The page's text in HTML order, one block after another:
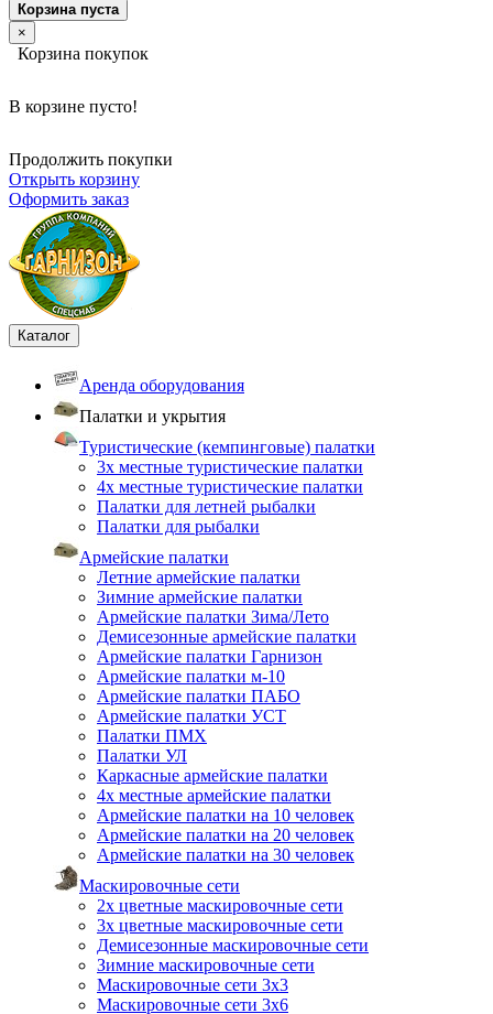
Корзина пуста
×
Корзина покупок
В корзине пусто!
Продолжить покупки
Открыть корзину
Оформить заказ
Каталог
Аренда оборудования
Палатки и укрытия
Туристические (кемпинговые) палатки
3х местные туристические палатки
4х местные туристические палатки
Палатки для летней рыбалки
Палатки для рыбалки
Армейские палатки
Летние армейские палатки
Зимние армейские палатки
Армейские палатки Зима/Лето
Демисезонные армейские палатки
Армейские палатки Гарнизон
Армейские палатки м-10
Армейские палатки ПАБО
Армейские палатки УСТ
Палатки ПМХ
Палатки УЛ
Каркасные армейские палатки
4х местные армейские палатки
Армейские палатки на 10 человек
Армейские палатки на 20 человек
Армейские палатки на 30 человек
Маскировочные сети
2х цветные маскировочные сети
3х цветные маскировочные сети
Демисезонные маскировочные сети
Зимние маскировочные сети
Маскировочные сети 3х3
Маскировочные сети 3х6